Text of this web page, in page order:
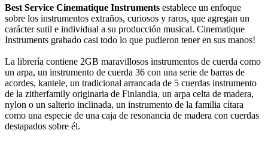
Best Service Cinematique Instruments establece un enfoque
sobre los instrumentos extraños, curiosos y raros, que agregan un
carácter sutil e individual a su producción musical. Cinematique
Instruments grabado casi todo lo que pudieron tener en sus manos!
La librería contiene 2GB maravillosos instrumentos de cuerda como
un arpa, un instrumento de cuerda 36 con una serie de barras de
acordes, kantele, un tradicional arrancada de 5 cuerdas instrumento
de la zitherfamily originaria de Finlandia, un arpa celta de madera,
nylon o un salterio inclinada, un instrumento de la familia cítara
como una especie de una caja de resonancia de madera con cuerdas
destapados sobre él.